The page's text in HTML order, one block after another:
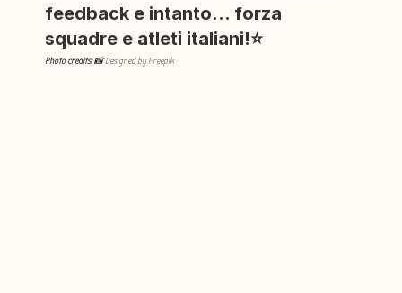
feedback e intanto... forza
squadre e atleti italiani!⭐
Photo credits: 📸 Designed by Freepik